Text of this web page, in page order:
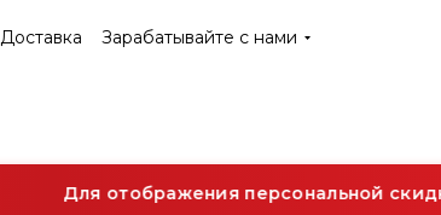
Доставка Зарабатывайте с нами
Для отображения персональной